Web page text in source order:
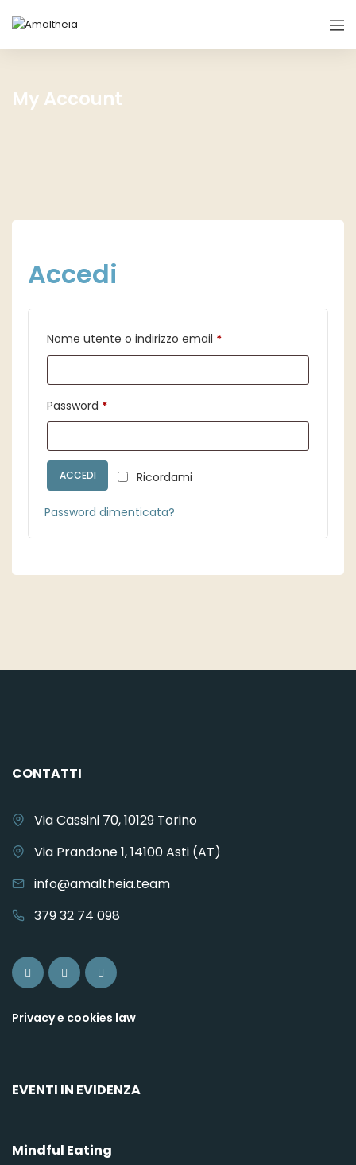
My Account
Accedi
Nome utente o indirizzo email *Richiesto
Password *Richiesto
Ricordami
ACCEDI
Password dimenticata?
CONTATTI
Via Cassini 70, 10129 Torino
Via Prandone 1, 14100 Asti (AT)
info@amaltheia.team
379 32 74 098
Privacy e cookies law
EVENTI IN EVIDENZA
Mindful Eating